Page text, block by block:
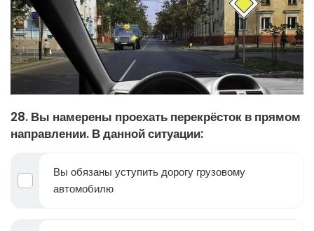
28. Вы намерены проехать перекрёсток в прямом
направлении. В данной ситуации:
Вы обязаны уступить дорогу грузовому
автомобилю